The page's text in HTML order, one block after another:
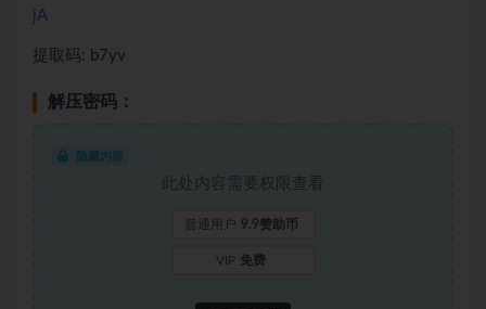
jA
提取码: b7yv
解压密码：
隐藏内容
此处内容需要权限查看
普通用户 9.9赞助币
VIP 免费